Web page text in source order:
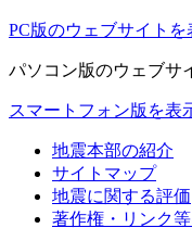
PC版のウェブサイトを
パソコン版のウェブサ
スマートフォン版を表
地震本部の紹介
サイトマップ
地震に関する評価
著作権・リンク